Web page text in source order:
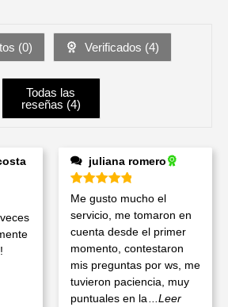
(0) Verificados (4)
Todas las
reseñas (4)
juliana romero
Valorado en5de 5
Me gusto mucho el
servicio, me tomaron en
cuenta desde el primer
momento, contestaron
mis preguntas por ws, me
tuvieron paciencia, muy
puntuales en la...Leer